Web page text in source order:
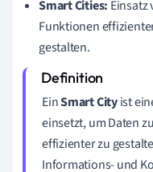
Smart Cities: Einsatz
Funktionen
gestalten.
EinSmart Cityist
einsetzt, um Daten
effizienter zu
Informations- und